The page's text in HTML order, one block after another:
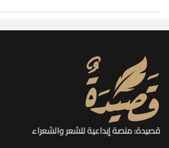
قصيدة: منصة إبداعية للشعر والشعراء